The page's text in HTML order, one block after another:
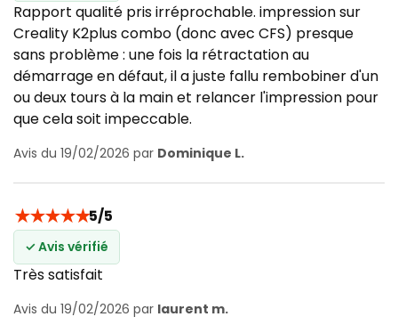
Rapport qualité pris irréprochable. impression sur
Creality K2plus combo (donc avec CFS) presque
sans problème : une fois la rétractation au
démarrage en défaut, il a juste fallu rembobiner d'un
ou deux tours à la main et relancer l'impression pour
que cela soit impeccable.
Avis du 19/02/2026 par Dominique L.
★★★★★5/5
✓ Avis vérifié
Très satisfait
Avis du 19/02/2026 par laurent m.